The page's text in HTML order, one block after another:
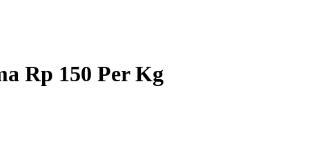
Rp 150 Per Kg